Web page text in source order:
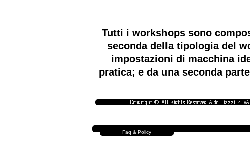
Tutti i workshops sono
seconda della tipologia del
impostazioni di macchina
pratica; e da una seconda
Faq & Policy
Copyright © All Rights Reserved Aldo Diazzi P.IVA